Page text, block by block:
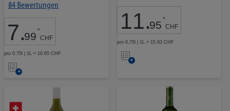
84 Bewertungen
7.99 *
CHF
pro 0.75l | 1L = 10.65 CHF
Auf
Merkliste
11.95 *
CHF
pro 0,75l | 1L = 15.93 CHF
Auf
Merkliste